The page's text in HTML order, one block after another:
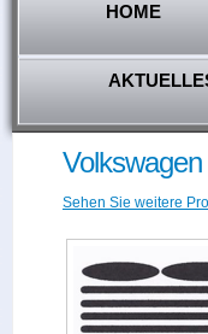
HOME
Sehen Sie weitere